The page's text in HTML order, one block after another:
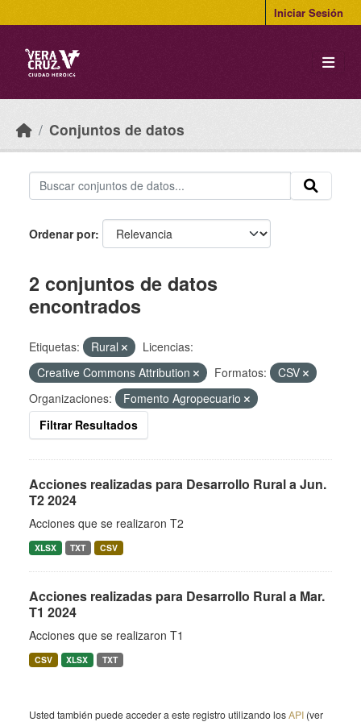
Iniciar Sesión
Conjuntos de datos
Ordenar por
2 conjuntos de datos
encontrados
Etiquetas: Rural
Licencias:
Creative Commons Attribution
Formatos:
CSV
Organizaciones:
Fomento Agropecuario
Filtrar Resultados
Acciones realizadas para Desarrollo Rural a Jun.
T2 2024
Acciones que se realizaron T2
XLSX TXT CSV
Acciones realizadas para Desarrollo Rural a Mar.
T1 2024
Acciones que se realizaron T1
CSV XLSX TXT
Usted también puede acceder a este registro utilizando losAPI (ver